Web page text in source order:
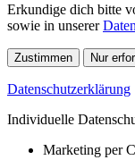
Erkundige dich bitte
sowie in unserer
Zustimmen Nur
Datenschutzerklärung
Individuelle
Marketing per